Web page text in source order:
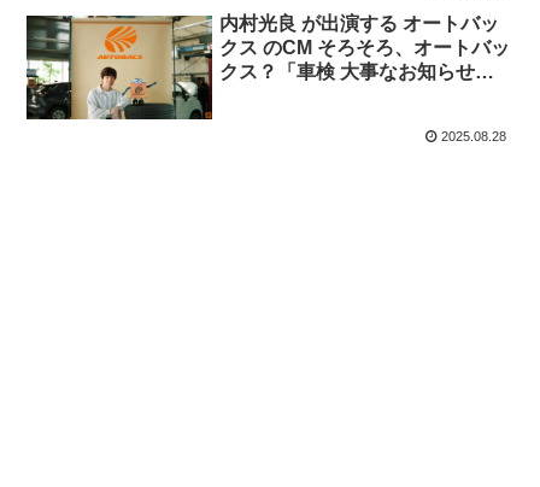
内村光良 が出演する オートバッ
クス のCM そろそろ、オートバッ
クス？「車検 大事なお知らせ」
2025.08.28